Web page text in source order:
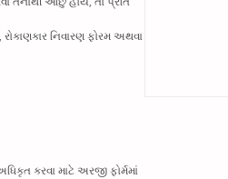
નિવારણ ફોરમ અથવા
કરવા માટે અરજી ફોર્મમાં